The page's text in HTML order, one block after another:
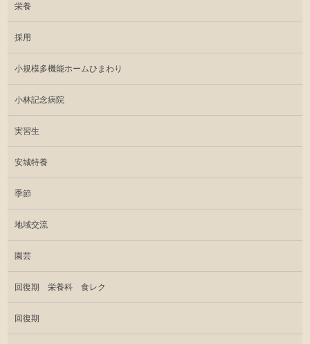
栄養
採用
小規模多機能ホームひまわり
小林記念病院
実習生
安城特養
季節
地域交流
園芸
回復期 栄養科 食レク
回復期